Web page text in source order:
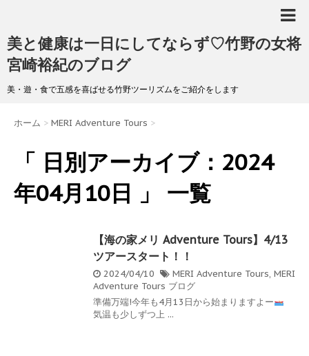
美と健康は一日にしてならず♡竹野の女将
宮崎裕紀のブログ
美・遊・食で五感を喜ばせる竹野ツーリズムをご紹介をします
ホーム > MERI Adventure Tours >
「 日別アーカイブ：2024
年04月10日 」 一覧
【海の家メリ Adventure Tours】4/13
ツアースタート！！
2024/04/10 MERI Adventure Tours, MERI
Adventure Tours ブログ
準備万端!今年も4月13日から始まりますよー
気温も少しずつ上 ...